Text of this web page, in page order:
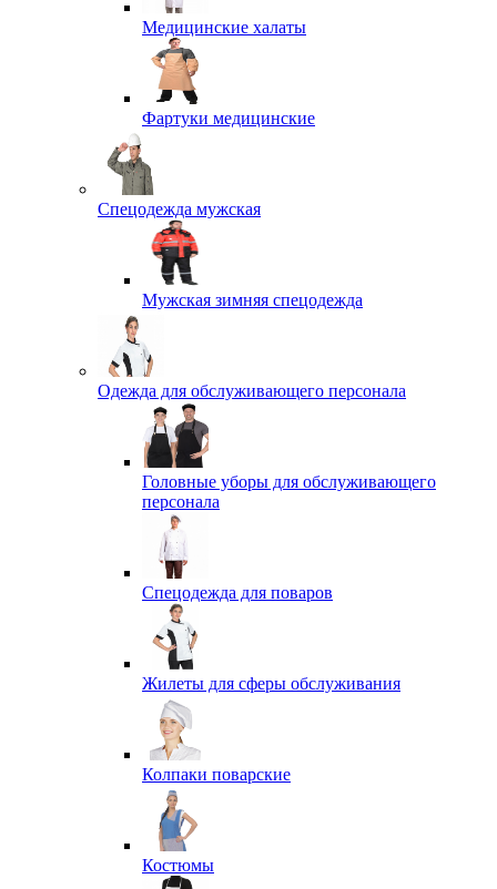
Медицинские халаты
Фартуки медицинские
Спецодежда мужская
Мужская зимняя спецодежда
Одежда для обслуживающего персонала
Головные уборы для обслуживающего
персонала
Спецодежда для поваров
Жилеты для сферы обслуживания
Колпаки поварские
Костюмы